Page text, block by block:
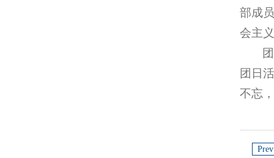
部成
会主
团日
不忘
Prev